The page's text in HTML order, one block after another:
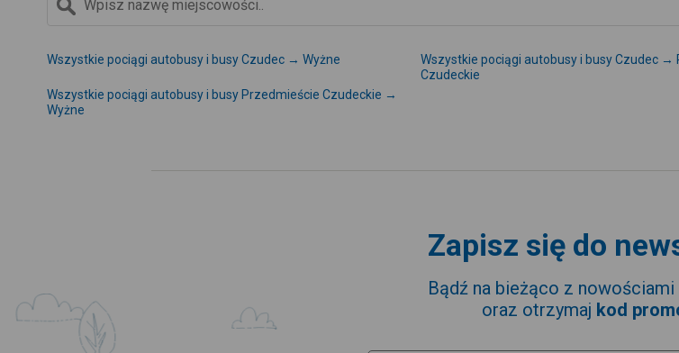
Wszystkie pociągi autobusy i busy Czudec → Wyżne
Wszystkie pociągi autobusy i busy Czudec →
Czudeckie
Wszystkie pociągi autobusy i busy Przedmieście Czudeckie →
Wyżne
Zapisz się do
Bądź na bieżąco z
oraz otrzymaj kod